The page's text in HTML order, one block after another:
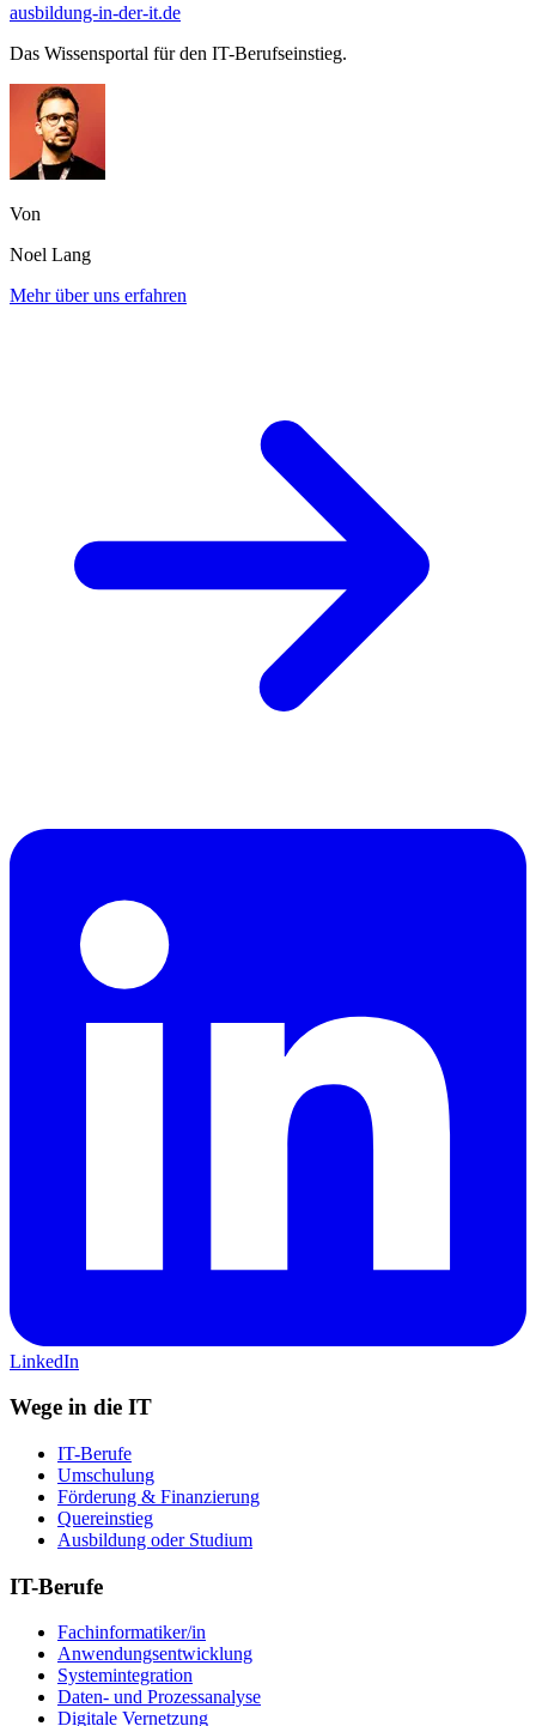
ausbildung-in-der-it.de
Das Wissensportal für den IT-Berufseinstieg.
Von
Noel Lang
Mehr über uns erfahren
LinkedIn
Wege in die IT
IT-Berufe
Umschulung
Förderung & Finanzierung
Quereinstieg
Ausbildung oder Studium
IT-Berufe
Fachinformatiker/in
Anwendungsentwicklung
Systemintegration
Daten- und Prozessanalyse
Digitale Vernetzung